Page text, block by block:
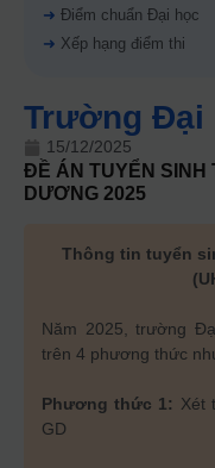
➜ Điểm chuẩn Đại học
➜ Xếp hạng điểm thi
Trường Đại
15/12/2025
ĐỀ ÁN TUYỂN SINH
DƯƠNG 2025
Thông tin tuyển
Năm 2025, trường
trên 4 phương thức
Phương thức 1: Xét
GD